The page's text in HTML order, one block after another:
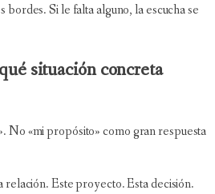
Si le falta alguno, la escucha se
situación concreta
No «mi propósito» como gran respuesta
relación. Este proyecto. Esta decisión.